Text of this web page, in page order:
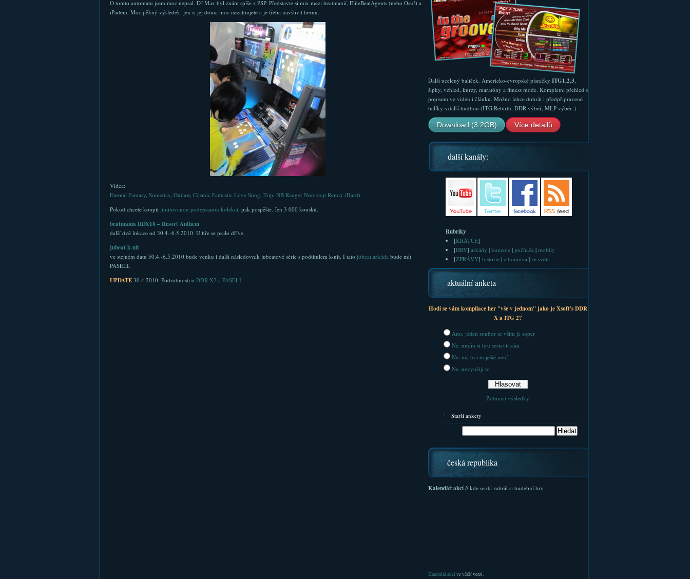
O tomto automatu jsem moc nepsal. DJ Max byl znám spíše z PSP. Představte si mix mezi beatmanií, EliteBeatAgents (nebo Osu!) a
iPadem. Moc pěkný výsledek, jen si jej doma moc nezahrajete a je třeba navštívit hernu.
Videa:
Eternal Fantasy, Someday, Outlaw, Cosmic Fantastic Love Song, Trip, NB Ranger Non-stop Remix (Hard)
Pokud chcete koupit limitovanou podepsanou kolekci, pak pospěšte. Jen 3 000 kousků.
beatmania IIDX18 – Resort Anthem
další dvě lokace od 30.4.-6.5.2010. U hře se psalo dříve.
jubeat k-nit
ve stejném datu 30.4.-6.5.2010 bude venku i další následovník jubeatové série s podtitulem k-nit. I tato jubeat arkádabude mít
PASELI.
UPDATE 30.4.2010: Podrobnosti o DDR X2 a PASELI.
Další ucelený balíček. Americko-evropské písničky ITG1,2,3,
šipky, vzhled, kurzy, maratóny a fitness mode. Kompletní přehled s
popisem ve videu i článku. Možno lehce dohrát i předpřipravené
balíky s další hudbou (ITG Rebirth, DDR výbeř, MLP výběr..)
Download (3.2GB) Více detailů
další kanály:
Rubriky:
[KRÁTCE]
[HRY] arkády | konzole| počítače| mobily
[ZPRÁVY] historie| z homova| ze světa
aktuální anketa
Hodí se vám kompilace her "vše v jednom" jako je Xsoft's DDR
X a ITG 2?
Ano, jeden soubor se vším je super
Ne, umím si hru sestavit sám
Ne, má hra tu ještě není
Ne, nevyužiji to
Zobrazit výsledky
Starší ankety
česká republika
Kalendář akcí// kde se dá zahrát si hudební hry
Kalendář akcíve větší verzi.